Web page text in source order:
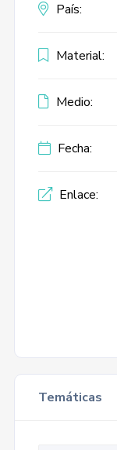
País:
Material:
Medio:
Fecha:
Enlace:
Temáticas